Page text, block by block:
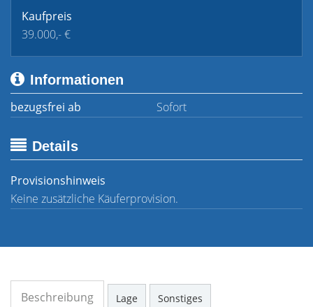
Kaufpreis
39.000,- €
Informationen
bezugsfrei ab
Sofort
Details
Provisionshinweis
Keine zusätzliche Käuferprovision.
Beschreibung Lage Sonstiges